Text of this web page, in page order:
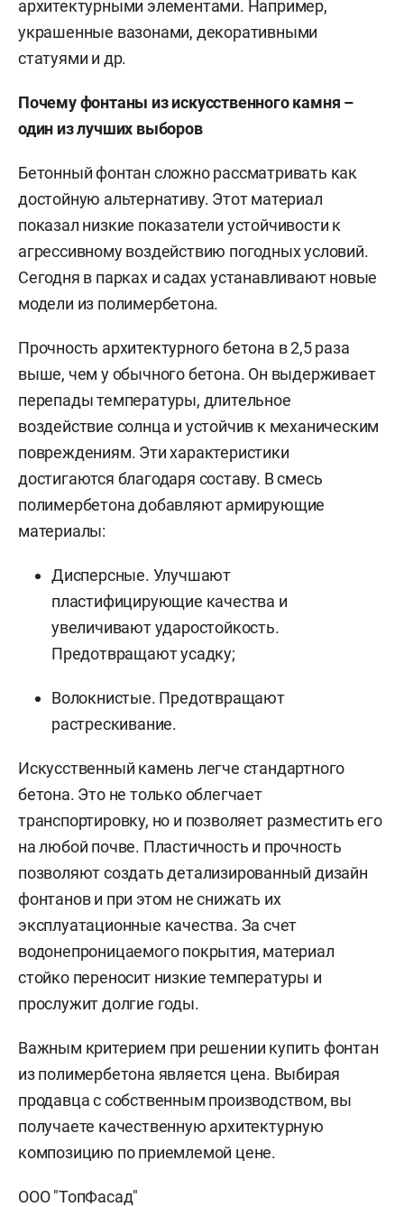
архитектурными элементами. Например,
украшенные вазонами, декоративными
статуями и др.
Почему фонтаны из искусственного камня –
один из лучших выборов
Бетонный фонтан сложно рассматривать как
достойную альтернативу. Этот материал
показал низкие показатели устойчивости к
агрессивному воздействию погодных условий.
Сегодня в парках и садах устанавливают новые
модели из полимербетона.
Прочность архитектурного бетона в 2,5 раза
выше, чем у обычного бетона. Он выдерживает
перепады температуры, длительное
воздействие солнца и устойчив к механическим
повреждениям. Эти характеристики
достигаются благодаря составу. В смесь
полимербетона добавляют армирующие
материалы:
Дисперсные. Улучшают
пластифицирующие качества и
увеличивают ударостойкость.
Предотвращают усадку;
Волокнистые. Предотвращают
растрескивание.
Искусственный камень легче стандартного
бетона. Это не только облегчает
транспортировку, но и позволяет разместить его
на любой почве. Пластичность и прочность
позволяют создать детализированный дизайн
фонтанов и при этом не снижать их
эксплуатационные качества. За счет
водонепроницаемого покрытия, материал
стойко переносит низкие температуры и
прослужит долгие годы.
Важным критерием при решении купить фонтан
из полимербетона является цена. Выбирая
продавца с собственным производством, вы
получаете качественную архитектурную
композицию по приемлемой цене.
ООО "ТопФасад"